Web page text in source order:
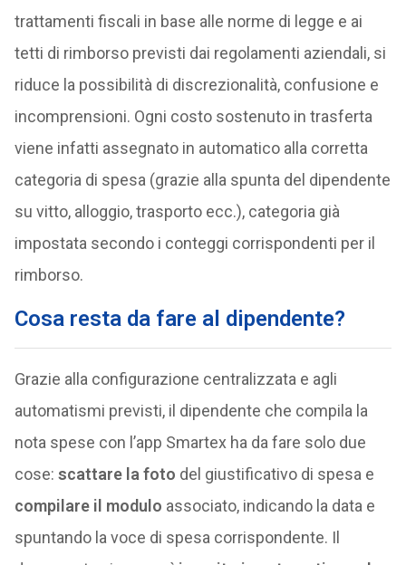
trattamenti fiscali in base alle norme di legge e ai
tetti di rimborso previsti dai regolamenti aziendali, si
riduce la possibilità di discrezionalità, confusione e
incomprensioni. Ogni costo sostenuto in trasferta
viene infatti assegnato in automatico alla corretta
categoria di spesa (grazie alla spunta del dipendente
su vitto, alloggio, trasporto ecc.), categoria già
impostata secondo i conteggi corrispondenti per il
rimborso.
Cosa resta da fare al dipendente?
Grazie alla configurazione centralizzata e agli
automatismi previsti, il dipendente che compila la
nota spese con l’app Smartex ha da fare solo due
cose: scattare la foto del giustificativo di spesa e
compilare il modulo associato, indicando la data e
spuntando la voce di spesa corrispondente. Il